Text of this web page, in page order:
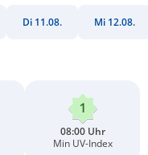
Di 11.08. Mi 12.08.
08:00 Uhr
Min UV-Index